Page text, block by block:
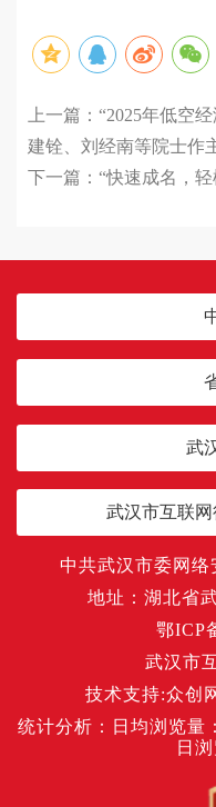
上一篇： “2025年低空
建铨、刘经南等院士作
下一篇： “快速成名，轻
武
武汉市互联
中共武汉市委网络
地址：湖北省
鄂ICP
武汉市
技术支持:众创
统计分析：日均浏览量：
日浏